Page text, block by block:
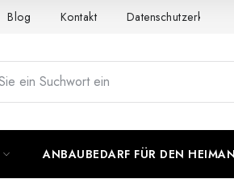
Blog Kontakt Datenschutzerklärung
ANBAUBEDARF FÜR DEN